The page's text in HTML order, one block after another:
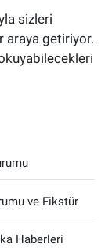
sizleri
araya getiriyor.
ve Fikstür
Haberleri